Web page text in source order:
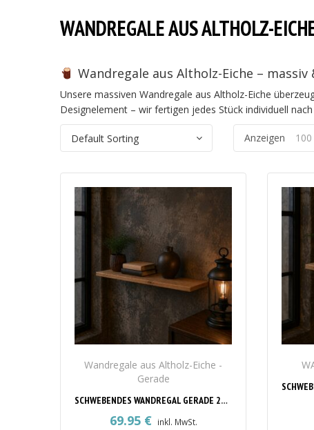
WANDREGALE AUS ALTHOLZ-
Wandregale aus Altholz-Eiche –
Unsere massiven Wandregale aus Altholz-Eiche
Designelement – wir fertigen jedes Stück individuell
Anzeigen 100
Wandregale aus Altholz-Eiche -
Gerade
SCHWEBENDES WANDREGAL GERADE 25 MM AUS EICHE ALTHOLZ – MASSANFERTIGUNG
69.95 € inkl. MwSt.